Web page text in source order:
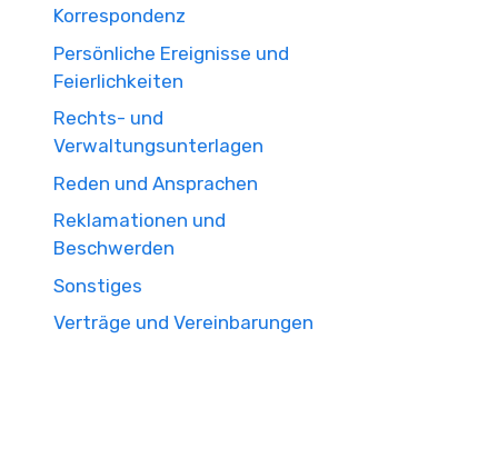
Korrespondenz
Persönliche Ereignisse und
Feierlichkeiten
Rechts- und
Verwaltungsunterlagen
Reden und Ansprachen
Reklamationen und
Beschwerden
Sonstiges
Verträge und Vereinbarungen